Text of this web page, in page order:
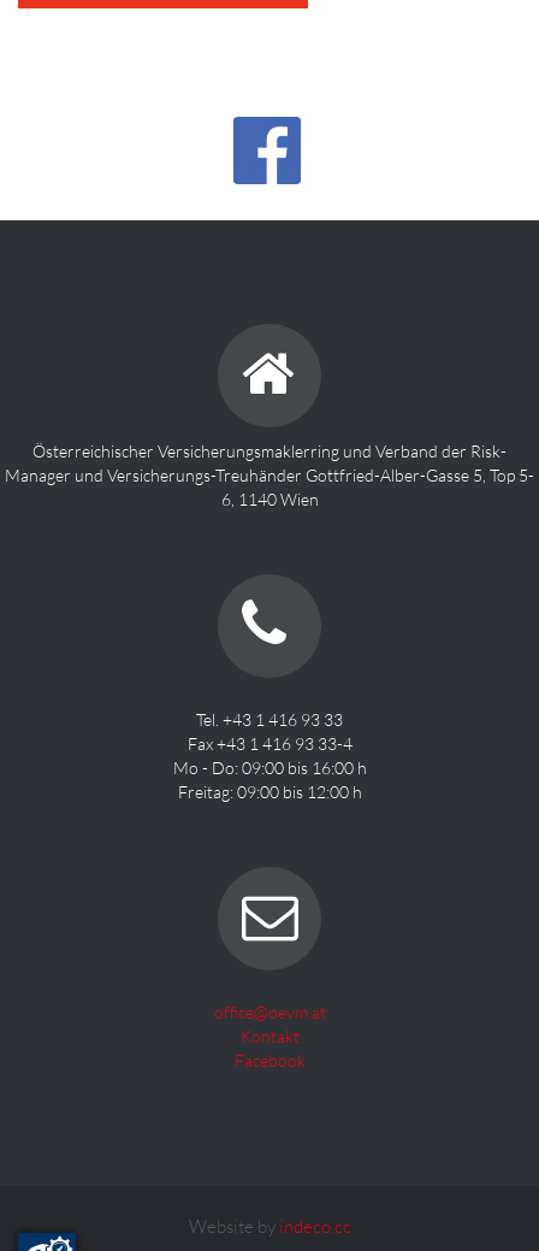
Österreichischer Versicherungsmaklerring und Verband der Risk-
Manager und Versicherungs-Treuhänder Gottfried-Alber-Gasse 5, Top 5-
6, 1140 Wien
Tel. +43 1 416 93 33
Fax +43 1 416 93 33-4
Mo - Do: 09:00 bis 16:00 h
Freitag: 09:00 bis 12:00 h
office@oevm.at
Kontakt
Facebook
Website by indeco.cc